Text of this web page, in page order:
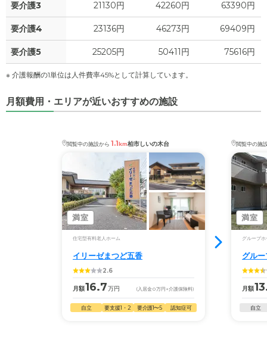
要介護3 21130円 42260円 63390円
要介護4 23136円 46273円 69409円
要介護5 25205円 50411円 75616円
※ 介護報酬の1単位は人件費率45%として計算しています。
月額費用・エリアが近いおすすめの施設
閲覧中の施設から 1.1km柏市しいの木台
満室
住宅型有料老人ホーム
イリーゼまつど五香
2.6
月額16.7万円 (入居金0万円 +介護保険料)
自立 要支援1・2 要介護1〜5 認知症可
閲覧中の施
満室
グループホ
グル
月額
自立